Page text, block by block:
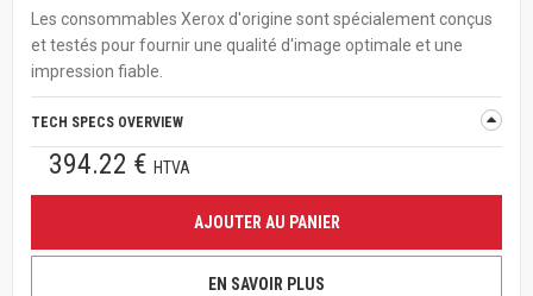
Les consommables Xerox d'origine sont spécialement conçus
et testés pour fournir une qualité d'image optimale et une
impression fiable.
TECH SPECS OVERVIEW
394.22 € HTVA
AJOUTER AU PANIER
EN SAVOIR PLUS